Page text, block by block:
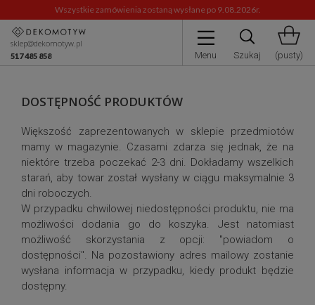
Wszystkie zamówienia zostaną wysłane po 9.08.2026r.
Menu Szukaj (pusty)
sklep@dekomotyw.pl
517 485 858
DOSTĘPNOŚĆ PRODUKTÓW
Większość zaprezentowanych w sklepie przedmiotów
mamy w magazynie. Czasami zdarza się jednak, że na
niektóre trzeba poczekać 2-3 dni. Dokładamy wszelkich
starań, aby towar został wysłany w ciągu maksymalnie 3
dni roboczych.
W przypadku chwilowej niedostępności produktu, nie ma
możliwości dodania go do koszyka. Jest natomiast
możliwość skorzystania z opcji: "powiadom o
dostępności". Na pozostawiony adres mailowy zostanie
wysłana informacja w przypadku, kiedy produkt będzie
dostępny.